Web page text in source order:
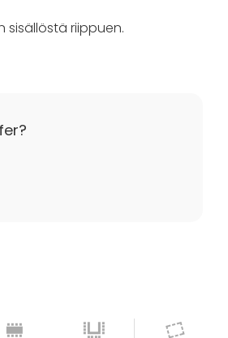
riippuen.